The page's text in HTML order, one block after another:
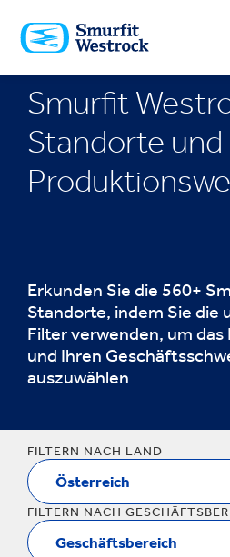
HAUPTINHALT
SPRINGEN
Smurfit
Standorte und
Erkunden Sie die 560+
Standorte, indem Sie die
Filter verwenden, um das
und Ihren
auszuwählen
FILTERN NACH LAND
FILTERN NACH